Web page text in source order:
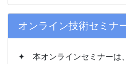
オンライン技術セミナ
✦ 本オンラインセ ミ ナーは